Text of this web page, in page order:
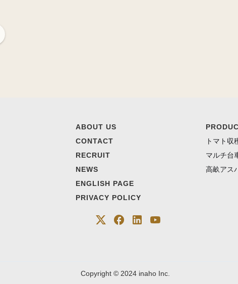
ABOUT US
CONTACT
RECRUIT
NEWS
ENGLISH PAGE
PRIVACY POLICY
トマト収
マルチ台
高畝アス
Copyright © 2024 inaho Inc.